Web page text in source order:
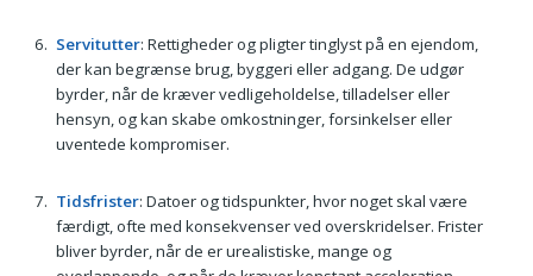
Servitutter: Rettigheder og pligter tinglyst på en ejendom,
der kan begrænse brug, byggeri eller adgang. De udgør
byrder, når de kræver vedligeholdelse, tilladelser eller
hensyn, og kan skabe omkostninger, forsinkelser eller
uventede kompromiser.
Tidsfrister: Datoer og tidspunkter, hvor noget skal være
færdigt, ofte med konsekvenser ved overskridelser. Frister
bliver byrder, når de er urealistiske, mange og